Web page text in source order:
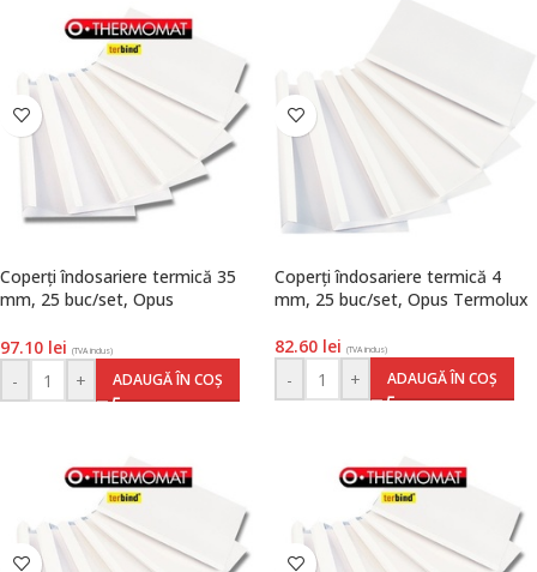
Coperți îndosariere termică 35
mm, 25 buc/set, Opus
97.10 lei (TVA inclus)
- + ADAUGĂ ÎN COȘ
Coperți îndosariere termică 4
mm, 25 buc/set, Opus Termolux
82.60 lei (TVA inclus)
- + ADAUGĂ ÎN COȘ